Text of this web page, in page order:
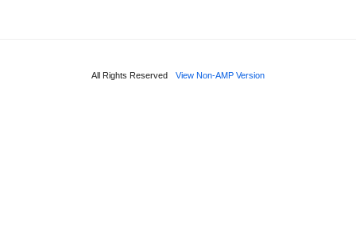
All Rights Reserved View Non-AMP Version